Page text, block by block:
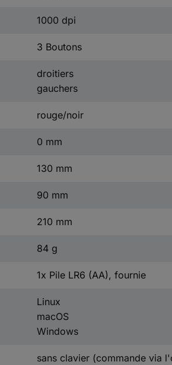
1000 dpi
3 Boutons
droitiers
gauchers
rouge/noir
0 mm
130 mm
90 mm
210 mm
84 g
1x Pile LR6 (AA), fournie
Linux
macOS
Windows
sans clavier (commande via